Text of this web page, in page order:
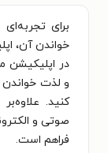
برای
خواندن آن،
در اپلیکیشن
و لذت
کنید.
صوتی و
فراهم است.